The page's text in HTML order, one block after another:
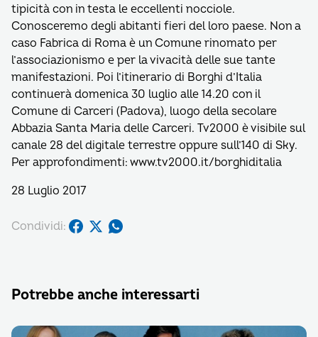
tipicità con in testa le eccellenti nocciole.
Conosceremo degli abitanti fieri del loro paese. Non a
caso Fabrica di Roma è un Comune rinomato per
l’associazionismo e per la vivacità delle sue tante
manifestazioni. Poi l’itinerario di Borghi d’Italia
continuerà domenica 30 luglio alle 14.20 con il
Comune di Carceri (Padova), luogo della secolare
Abbazia Santa Maria delle Carceri. Tv2000 è visibile sul
canale 28 del digitale terrestre oppure sull’140 di Sky.
Per approfondimenti: www.tv2000.it/borghiditalia
28 Luglio 2017
Condividi:
Potrebbe anche interessarti